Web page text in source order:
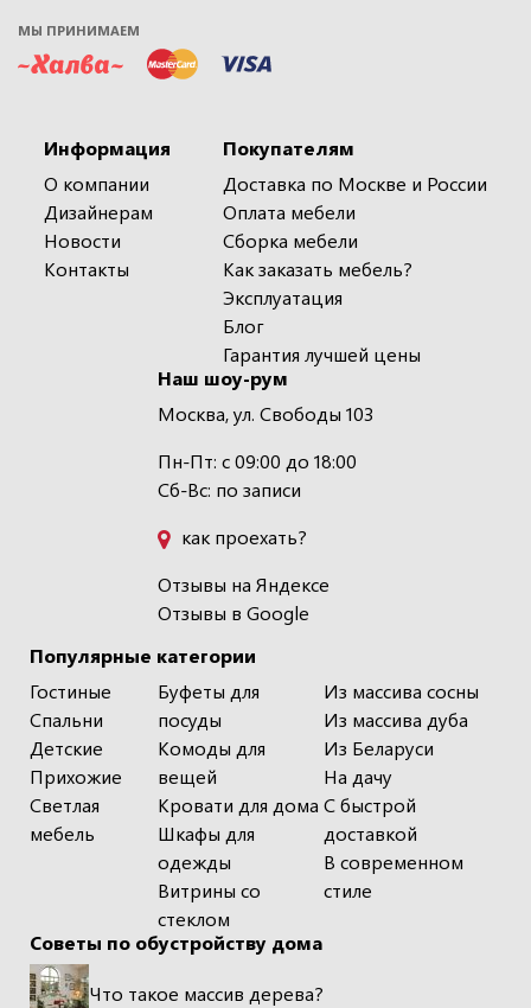
МЫ ПРИНИМАЕМ
Информация
О компании
Дизайнерам
Новости
Контакты
Популярные категории
Гостиные
Спальни
Детские
Прихожие
Светлая
мебель
Буфеты для
посуды
Комоды для
вещей
Кровати для дома
Шкафы для
одежды
Витрины со
стеклом
Из массива сосны
Из массива дуба
Из Беларуси
На дачу
С быстрой
доставкой
В современном
стиле
Покупателям
Доставка по Москве и России
Оплата мебели
Сборка мебели
Как заказать мебель?
Эксплуатация
Блог
Гарантия лучшей цены
Наш шоу-рум
Москва, ул. Свободы 103
Пн-Пт: с 09:00 до 18:00
Сб-Вс: по записи
как проехать?
Отзывы на Яндексе
Отзывы в Google
Советы по обустройству дома
Что такое массив дерева?